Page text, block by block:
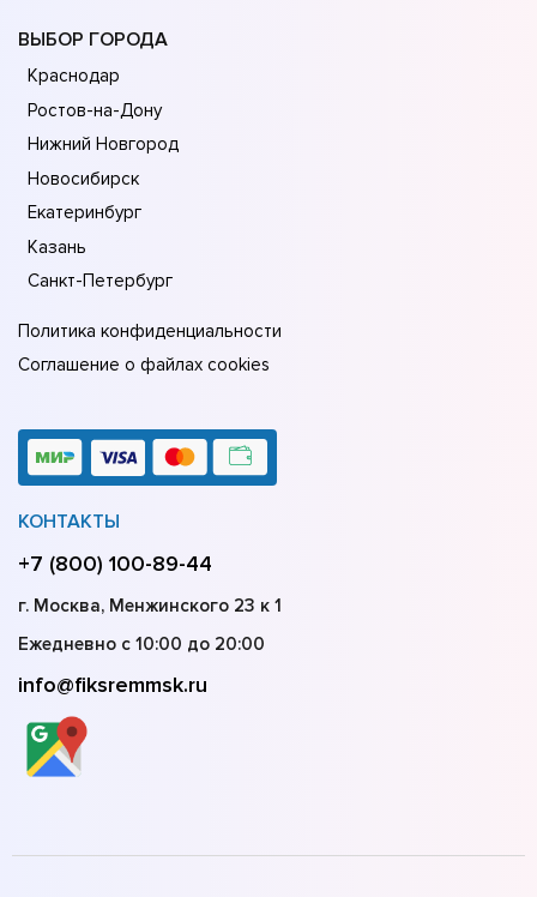
ВЫБОР ГОРОДА
Краснодар
Ростов-на-Дону
Нижний Новгород
Новосибирск
Екатеринбург
Казань
Санкт-Петербург
Политика конфиденциальности
Соглашение о файлах cookies
КОНТАКТЫ
+7 (800) 100-89-44
г. Москва, Менжинского 23 к 1
Ежедневно с 10:00 до 20:00
info@fiksremmsk.ru